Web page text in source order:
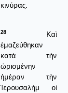
κινύρας.
28
Καὶ
ἐμαζεύθηκαν
κατὰ τὴν
ὡρισμένην
ἡμέραν τὴν
Ἱερουσαλὴμ οἱ